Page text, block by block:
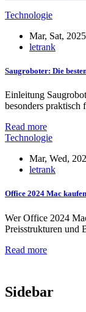
Technologie
Mar, Sat, 2025
letrank
Saugroboter: Die
Einleitung
besonders
Read more
Technologie
Mar, Wed,
letrank
Office 2024 Mac
Wer Office 2024
Preisstrukturen und
Read more
Sidebar